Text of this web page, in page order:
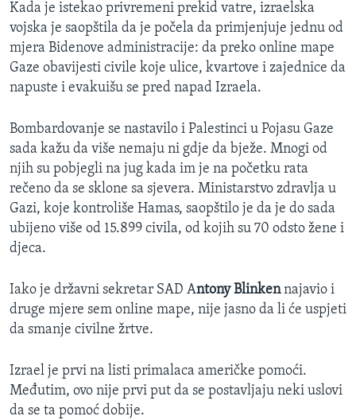
Kada je istekao privremeni prekid vatre, izraelska
vojska je saopštila da je počela da primjenjuje jednu od
mjera Bidenove administracije: da preko online mape
Gaze obavijesti civile koje ulice, kvartove i zajednice da
napuste i evakuišu se pred napad Izraela.
Bombardovanje se nastavilo i Palestinci u Pojasu Gaze
sada kažu da više nemaju ni gdje da bježe. Mnogi od
njih su pobjegli na jug kada im je na početku rata
rečeno da se sklone sa sjevera. Ministarstvo zdravlja u
Gazi, koje kontroliše Hamas, saopštilo je da je do sada
ubijeno više od 15.899 civila, od kojih su 70 odsto žene i
djeca.
Iako je državni sekretar SAD Antony Blinkennajavio i
druge mjere sem online mape, nije jasno da li će uspjeti
da smanje civilne žrtve.
Izrael je prvi na listi primalaca američke pomoći.
Međutim, ovo nije prvi put da se postavljaju neki uslovi
da se ta pomoć dobije.